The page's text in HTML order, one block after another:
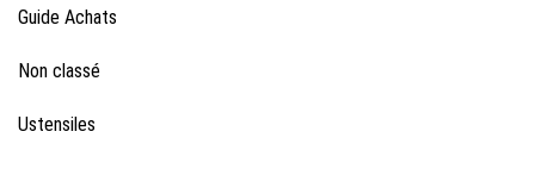
Guide Achats
Non classé
Ustensiles